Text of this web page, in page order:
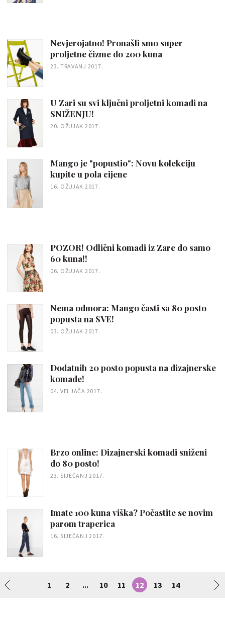
Nevjerojatno! Pronašli smo super
proljetne čizme do 200 kuna
23. TRAVANJ 2017.
U Zari su svi ključni proljetni komadi na
SNIŽENJU!
20. OŽUJAK 2017.
Mango je "popustio": Novu kolekciju
kupite u pola cijene
16. OŽUJAK 2017.
POZOR! Odlični komadi iz Zare do samo
60 kuna!!
06. OŽUJAK 2017.
Nema odmora: Mango časti sa 80 posto
popusta na SVE!
03. OŽUJAK 2017.
Dodatnih 20 posto popusta na dizajnerske
komade!
04. VELJAČA 2017.
Brzo online: Dizajnerski komadi sniženi
do 80 posto!
23. SIJEČANJ 2017.
Imate 100 kuna viška? Počastite se novim
parom traperica
16. SIJEČANJ 2017.
1 2 ... 10 11 12 13 14